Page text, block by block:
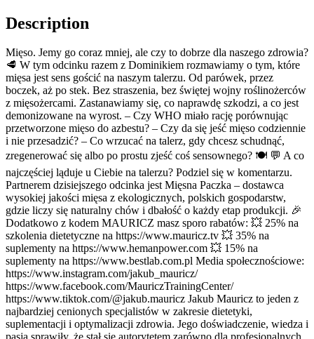
Description
Mięso. Jemy go coraz mniej, ale czy to dobrze dla naszego zdrowia?
🥩 W tym odcinku razem z Dominikiem rozmawiamy o tym, które
mięsa jest sens gościć na naszym talerzu. Od parówek, przez
boczek, aż po stek. Bez straszenia, bez świętej wojny roślinożerców
z mięsożercami. Zastanawiamy się, co naprawdę szkodzi, a co jest
demonizowane na wyrost. – Czy WHO miało rację porównując
przetworzone mięso do azbestu? – Czy da się jeść mięso codziennie
i nie przesadzić? – Co wrzucać na talerz, gdy chcesz schudnąć,
zregenerować się albo po prostu zjeść coś sensownego? 🍽️ 💬 A co
najczęściej ląduje u Ciebie na talerzu? Podziel się w komentarzu.
Partnerem dzisiejszego odcinka jest Mięsna Paczka – dostawca
wysokiej jakości mięsa z ekologicznych, polskich gospodarstw,
gdzie liczy się naturalny chów i dbałość o każdy etap produkcji. 🎉
Dodatkowo z kodem MAURICZ masz sporo rabatów: 💥 25% na
szkolenia dietetyczne na https://www.mauricz.tv 💥 35% na
suplementy na https://www.hemanpower.com 💥 15% na
suplementy na https://www.bestlab.com.pl Media społecznościowe:
https://www.instagram.com/jakub_mauricz/
https://www.facebook.com/MauriczTrainingCenter/
https://www.tiktok.com/@jakub.mauricz Jakub Mauricz to jeden z
najbardziej cenionych specjalistów w zakresie dietetyki,
suplementacji i optymalizacji zdrowia. Jego doświadczenie, wiedza i